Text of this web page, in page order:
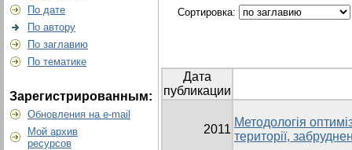
По дате
По автору
По заглавию
По тематике
Зарегистрированным:
Обновления на e-mail
Мой архив
ресурсов
Сортировка:
Дата
публикации
2011
Методологія
території,